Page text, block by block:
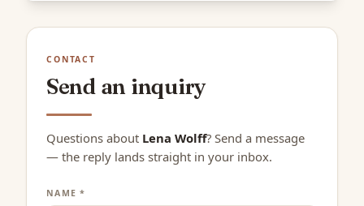
CONTACT
Send an inquiry
Questions about Lena Wolff? Send a message
— the reply lands straight in your inbox.
NAME *